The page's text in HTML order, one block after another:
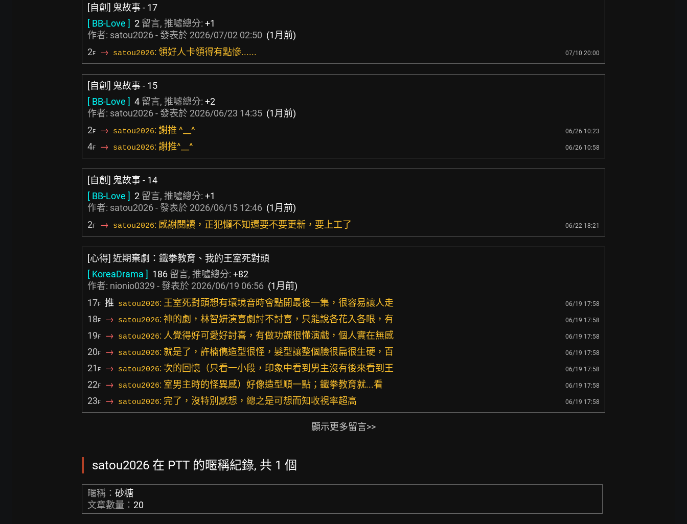
[自創] 鬼故事 - 17
[ BB-Love ] 2 留言, 推噓總分: +1
作者: satou2026 - 發表於 2026/07/02 02:50 (1月前)
2F → satou2026: 領好人卡領得有點慘...... 07/10 20:00
[自創] 鬼故事 - 15
[ BB-Love ] 4 留言, 推噓總分: +2
作者: satou2026 - 發表於 2026/06/23 14:35 (1月前)
2F → satou2026: 謝推 ^__^ 06/26 10:23
4F → satou2026: 謝推^__^ 06/26 10:58
[自創] 鬼故事 - 14
[ BB-Love ] 2 留言, 推噓總分: +1
作者: satou2026 - 發表於 2026/06/15 12:46 (1月前)
2F → satou2026: 感謝閱讀，正犯懶不知還要不要更新，要上工了 06/22 18:21
[心得] 近期棄劇：鐵拳教育、我的王室死對頭
[ KoreaDrama ] 186 留言, 推噓總分: +82
作者: nionio0329 - 發表於 2026/06/19 06:56 (1月前)
17F 推 satou2026: 王室死對頭想有環境音時會點開最後一集，很容易讓人走 06/19 17:58
18F → satou2026: 神的劇，林智妍演喜劇討不討喜，只能說各花入各眼，有 06/19 17:58
19F → satou2026: 人覺得好可愛好討喜，有做功課很懂演戲，個人實在無感 06/19 17:58
20F → satou2026: 就是了，許楠儁造型很怪，髮型讓整個臉很扁很生硬，百 06/19 17:58
21 F → satou2026: 次的回憶（只看一小段，印象中看到男主沒有後來看到王 06/19 17:58
22F → satou2026: 室男主時的怪異感）好像造型順一點；鐵拳教育就...看 06/19 17:58
23F → satou2026: 完了，沒特別感想，總之是可想而知收視率超高 06/19 17:58
顯示更多留言>>
satou2026 在 PTT 的暱稱紀錄, 共 1 個
暱稱： 砂糖
文章數量： 20